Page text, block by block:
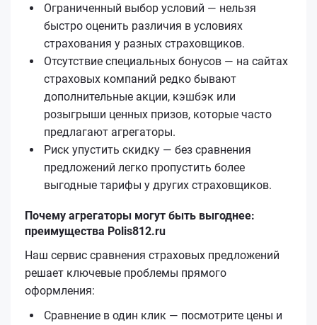
Ограниченный выбор условий — нельзя
быстро оценить различия в условиях
страхования у разных страховщиков.
Отсутствие специальных бонусов — на сайтах
страховых компаний редко бывают
дополнительные акции, кэшбэк или
розыгрыши ценных призов, которые часто
предлагают агрегаторы.
Риск упустить скидку — без сравнения
предложений легко пропустить более
выгодные тарифы у других страховщиков.
Почему агрегаторы могут быть выгоднее:
преимущества Polis812.ru
Наш сервис сравнения страховых предложений
решает ключевые проблемы прямого
оформления:
Сравнение в один клик — посмотрите цены и